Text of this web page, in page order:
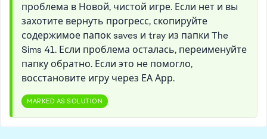
проблема в Новой, чистой игре. Если нет и вы
захотите вернуть прогресс, скопируйте
содержимое папок saves и tray из папки The
Sims 41. Если проблема осталась, переименуйте
папку обратно. Если это не помогло,
восстановите игру через ЕА Арр.
MARKED AS SOLUTION